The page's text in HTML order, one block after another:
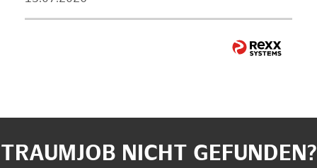
TRAUMJOB NICHT GEFUNDEN?